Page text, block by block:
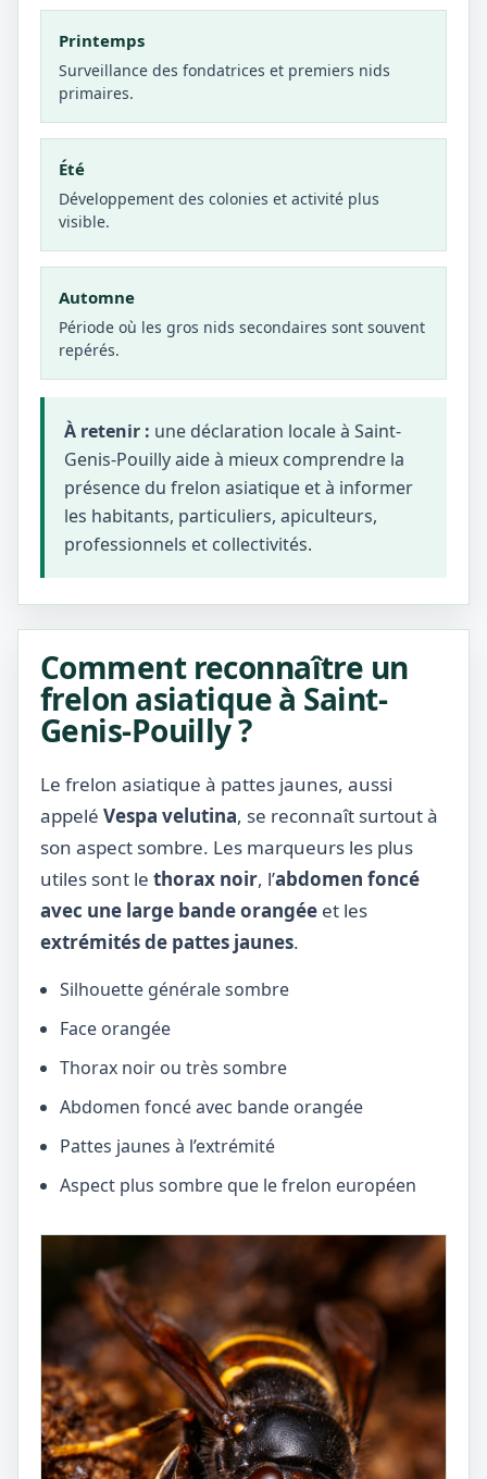
Printemps
Surveillance des fondatrices et premiers nids
primaires.
Été
Développement des colonies et activité plus
visible.
Automne
Période où les gros nids secondaires sont souvent
repérés.
À retenir : une déclaration locale à Saint-
Genis-Pouilly aide à mieux comprendre la
présence du frelon asiatique et à informer
les habitants, particuliers, apiculteurs,
professionnels et collectivités.
Comment reconnaître un
frelon asiatique à Saint-
Genis-Pouilly ?
Le frelon asiatique à pattes jaunes, aussi
appelé Vespa velutina, se reconnaît surtout à
son aspect sombre. Les marqueurs les plus
utiles sont le thorax noir, l’abdomen foncé
avec une large bande orangée et les
extrémités de pattes jaunes.
Silhouette générale sombre
Face orangée
Thorax noir ou très sombre
Abdomen foncé avec bande orangée
Pattes jaunes à l’extrémité
Aspect plus sombre que le frelon européen